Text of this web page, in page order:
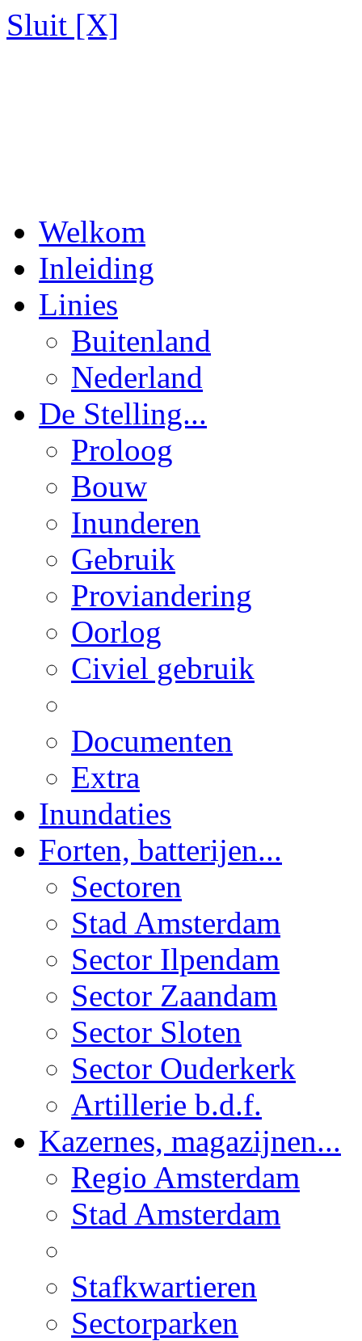
Sluit [X]
Welkom
Inleiding
Linies
Buitenland
Nederland
De Stelling...
Proloog
Bouw
Inunderen
Gebruik
Proviandering
Oorlog
Civiel gebruik
Documenten
Extra
Inundaties
Forten, batterijen...
Sectoren
Stad Amsterdam
Sector Ilpendam
Sector Zaandam
Sector Sloten
Sector Ouderkerk
Artillerie b.d.f.
Kazernes, magazijnen...
Regio Amsterdam
Stad Amsterdam
Stafkwartieren
Sectorparken